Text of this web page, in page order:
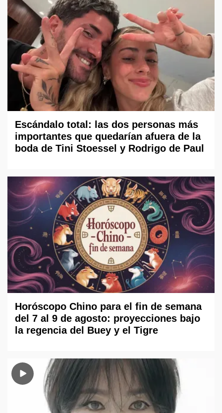
Escándalo total: las dos personas más
importantes que quedarían afuera de la
boda de Tini Stoessel y Rodrigo de Paul
Horóscopo Chino para el fin de semana
del 7 al 9 de agosto: proyecciones bajo
la regencia del Buey y el Tigre